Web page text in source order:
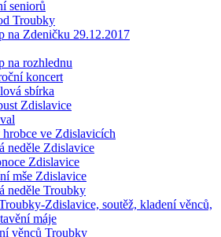
seniorů
Troubky
na Zdeničku 29.12.2017
na rozhlednu
koncert
sbírka
Zdislavice
hrobce ve Zdislavicích
neděle Zdislavice
Zdislavice
mše Zdislavice
neděle Troubky
Zdislavice, soutěž, kladení věnců,
máje
věnců Troubky